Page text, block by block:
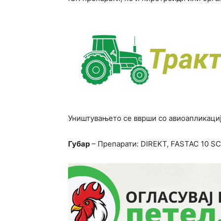
Уништувањето се вврши со
Губар – Препарати: DIREKT, FASTAC 10